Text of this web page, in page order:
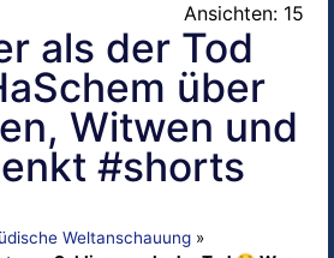
Ansichten: 15
als der Tod
über
Witwen und
#shorts
Weltanschauung »